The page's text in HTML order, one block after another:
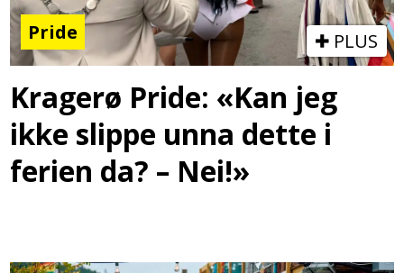
Pride PLUS
Kragerø Pride: «Kan jeg
ikke slippe unna dette i
ferien da? – Nei!»